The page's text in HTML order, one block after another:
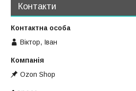
Контакти
Віктор, Іван
Ozon Shop